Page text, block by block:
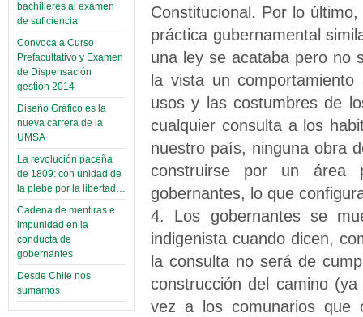
bachilleres al examen
de suficiencia
Convoca a Curso
Prefacultativo y Examen
de Dispensación
gestión 2014
Diseño Gráfico es la
nueva carrera de la
UMSA
La revolución paceña
de 1809: con unidad de
la plebe por la libertad…
Cadena de mentiras e
impunidad en la
conducta de
gobernantes
Desde Chile nos
sumamos
Constitucional. Por lo
práctica gubernamental
una ley se acataba pero no
la vista un
usos y las costumbres de
cualquier consulta a los
nuestro país, ninguna obra
construirse por un área
gobernantes, lo que
4. Los gobernantes se
indigenista cuando dicen,
la consulta no será de
construcción del camino
vez a los comunarios que